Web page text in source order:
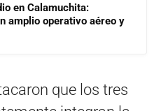
en Calamuchita:
amplio operativo aéreo y
que los tres